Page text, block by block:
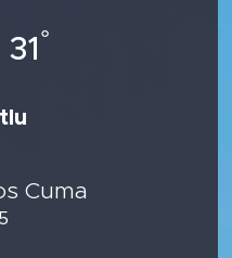
31 °
Cuma